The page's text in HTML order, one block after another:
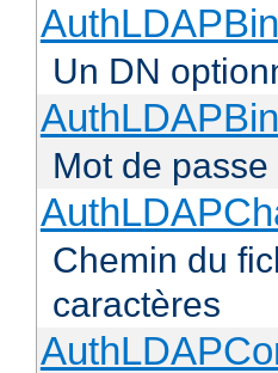
Un DN
Mot de
Chemin du
caractères